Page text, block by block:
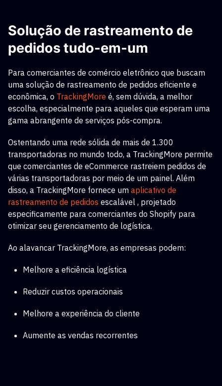
Solução de rastreamento de
pedidos tudo-em-um
Para comerciantes de comércio eletrônico que buscam
uma solução de rastreamento de pedidos eficiente e
econômica, o TrackingMore é, sem dúvida, a melhor
escolha, especialmente para aqueles que esperam uma
gama abrangente de serviços pós-compra.
Ostentando uma rede sólida de mais de 1.300
transportadoras no mundo todo, a TrackingMore permite
que comerciantes de eCommerce rastreiem pedidos de
várias transportadoras por meio de um painel. Além
disso, a TrackingMore fornece um aplicativo de
rastreamento de pedidos escalável , projetado
especificamente para comerciantes do Shopify para
otimizar seu gerenciamento de logística.
Ao alavancar TrackingMore, as empresas podem:
Melhore a eficiência logística
Reduzir custos operacionais
Melhore a experiência do cliente
Aumente as vendas recorrentes